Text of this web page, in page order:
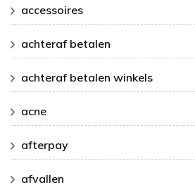
accessoires
achteraf betalen
achteraf betalen winkels
acne
afterpay
afvallen